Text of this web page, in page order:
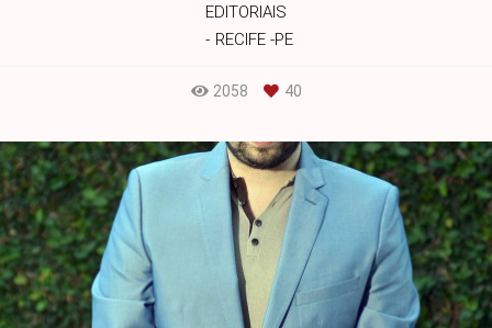
EDITORIAIS
RECIFE -PE
2058 40